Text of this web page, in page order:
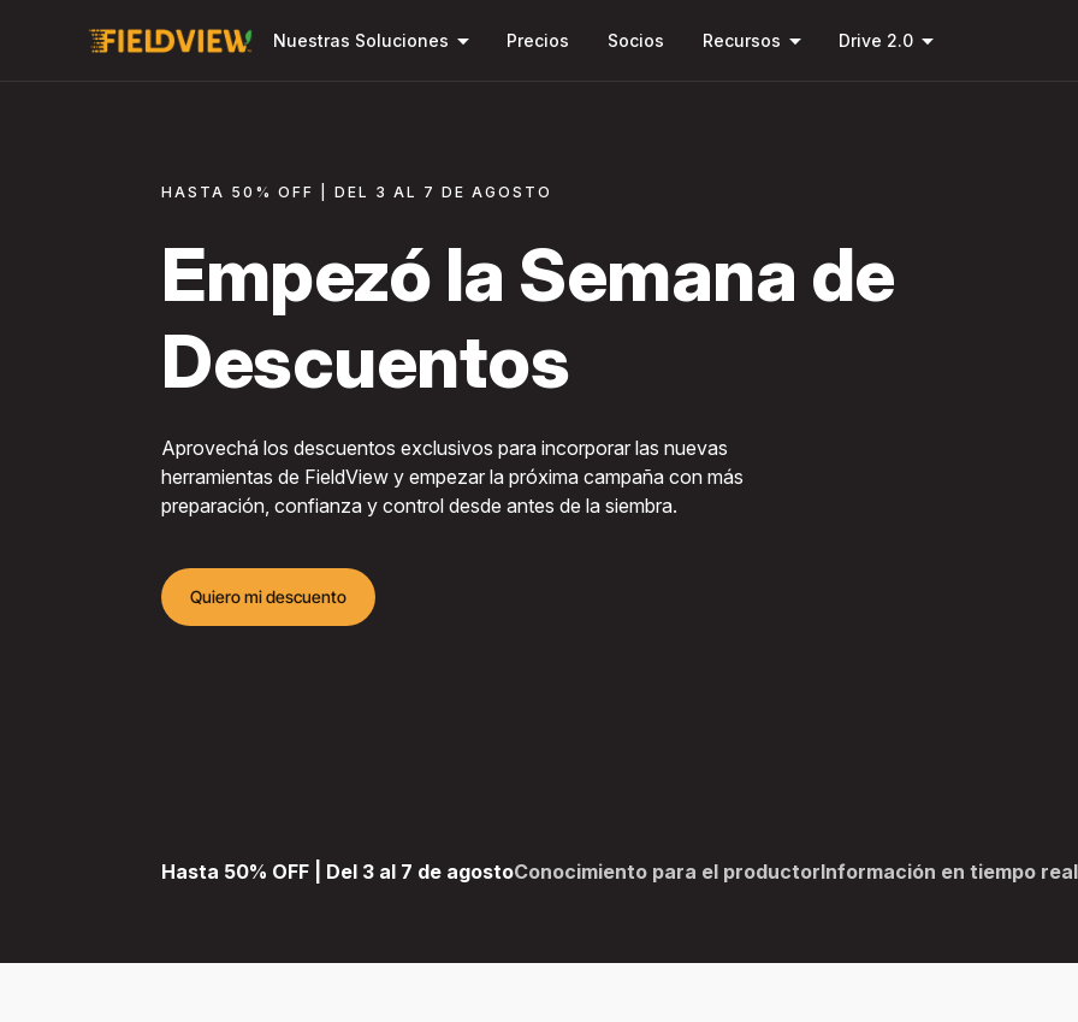
contenido
Nuestras Soluciones arrow_drop_down Precios Socios Recursos arrow_drop_down Drive 2.0arrow_drop_down
HASTA 50% OFF | DEL 3 AL 7 DE AGOSTO
Empezó la Semana de
Descuentos
Aprovechá los descuentos exclusivos para incorporar las nuevas
herramientas de FieldView y empezar la próxima campaña con más
preparación, confianza y control desde antes de la siembra.
Quiero mi descuento
Hasta 50% OFF | Del 3 al 7 de agostoConocimiento para el productorInformación en tiempo real